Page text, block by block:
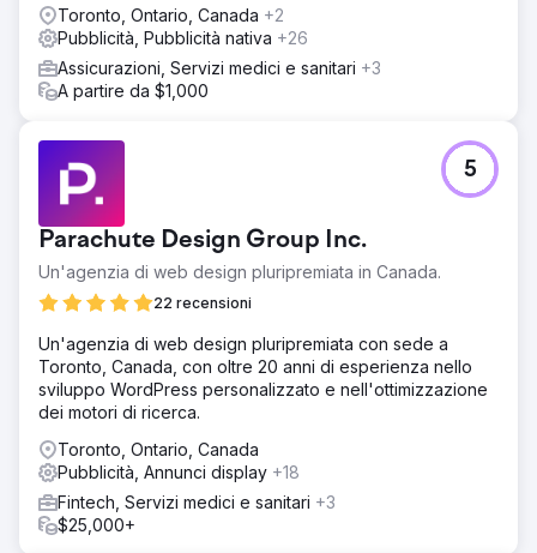
Toronto, Ontario, Canada +2
Pubblicità, Pubblicità nativa +26
Assicurazioni, Servizi medici e sanitari +3
A partire da $1,000
Parachute Design Group Inc.
Un'agenzia di web design pluripremiata in Canada.
22 recensioni
5
Un'agenzia di web design pluripremiata con sede a
Toronto, Canada, con oltre 20 anni di esperienza nello
sviluppo WordPress personalizzato e nell'ottimizzazione
dei motori di ricerca.
Toronto, Ontario, Canada
Pubblicità, Annunci display +18
Fintech, Servizi medici e sanitari +3
$25,000+